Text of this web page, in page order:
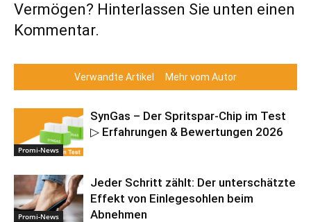
Vermögen? Hinterlassen Sie unten einen
Kommentar.
Verwandte Artikel Mehr vom Autor
Promi-News
SynGas – Der Spritspar-Chip im Test
▷ Erfahrungen & Bewertungen 2026
Promi-News
Jeder Schritt zählt: Der unterschätzte
Effekt von Einlegesohlen beim
Abnehmen